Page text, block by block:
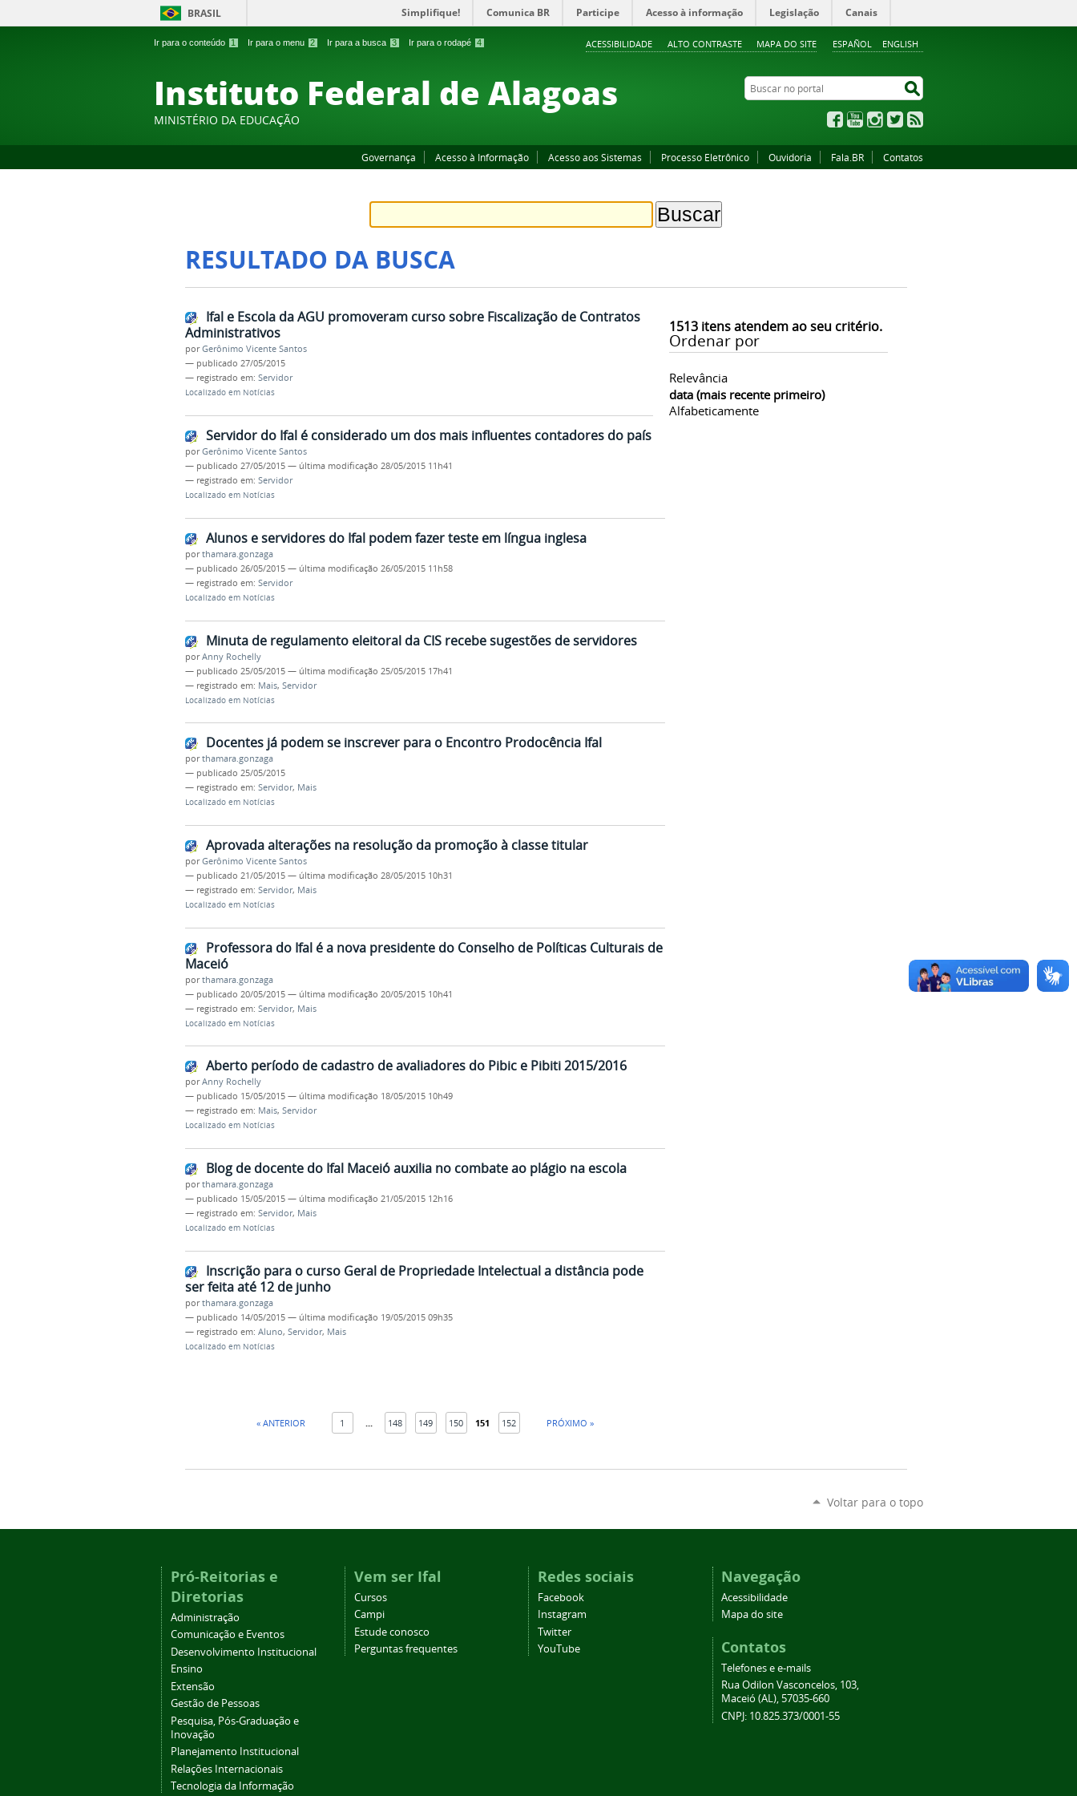
Ir para o conteúdo 1 Ir para o menu 2 Ir para a busca 3 Ir para o rodapé 4 ESPAÑOL ENGLISH
ACESSIBILIDADE ALTO CONTRASTE MAPA DO SITE
BRASIL Simplifique! Comunica BR Participe Acesso à informação Legislação Canais
Instituto Federal de Alagoas
MINISTÉRIO DA EDUCAÇÃO
Buscar no portal
FacebookYouTubeInstagram
Twitter
Governança Acesso à Informação Acesso aos Sistemas Processo Eletrônico Ouvidoria Fala.BR Contatos
RESULTADO DA BUSCA
1513itens atendem ao seu critério.
Ordenar por
Relevância
data (mais recente primeiro)
Alfabeticamente
Ifal e Escola da AGU promoveram curso sobre Fiscalização de Contratos
Administrativos
porGerônimo Vicente Santos
— publicado 27/05/2015
— registrado em: Servidor
Localizado em Notícias
Servidor do Ifal é considerado um dos mais influentes contadores do país
porGerônimo Vicente Santos
— publicado 27/05/2015 — última modificação 28/05/2015 11h41
— registrado em: Servidor
Localizado em Notícias
Alunos e servidores do Ifal podem fazer teste em língua inglesa
porthamara.gonzaga
— publicado 26/05/2015 — última modificação 26/05/2015 11h58
— registrado em: Servidor
Localizado em Notícias
Minuta de regulamento eleitoral da CIS recebe sugestões de servidores
porAnny Rochelly
— publicado 25/05/2015 — última modificação 25/05/2015 17h41
— registrado em: Mais, Servidor
Localizado em Notícias
Docentes já podem se inscrever para o Encontro Prodocência Ifal
porthamara.gonzaga
— publicado 25/05/2015
— registrado em: Servidor, Mais
Localizado em Notícias
Aprovada alterações na resolução da promoção à classe titular
porGerônimo Vicente Santos
— publicado 21/05/2015 — última modificação 28/05/2015 10h31
— registrado em: Servidor, Mais
Localizado em Notícias
Professora do Ifal é a nova presidente do Conselho de Políticas Culturais de
Maceió
porthamara.gonzaga
— publicado 20/05/2015 — última modificação 20/05/2015 10h41
— registrado em: Servidor, Mais
Localizado em Notícias
Aberto período de cadastro de avaliadores do Pibic e Pibiti 2015/2016
porAnny Rochelly
— publicado 15/05/2015 — última modificação 18/05/2015 10h49
— registrado em: Mais, Servidor
Localizado em Notícias
Blog de docente do Ifal Maceió auxilia no combate ao plágio na escola
porthamara.gonzaga
— publicado 15/05/2015 — última modificação 21/05/2015 12h16
— registrado em: Servidor, Mais
Localizado em Notícias
Inscrição para o curso Geral de Propriedade Intelectual a distância pode
ser feita até 12 de junho
porthamara.gonzaga
— publicado 14/05/2015 — última modificação 19/05/2015 09h35
— registrado em: Aluno, Servidor, Mais
Localizado em Notícias
« ANTERIOR 1 148 149 150 151 152 PRÓXIMO »
Voltar para o topo
Pró-Reitorias e
Diretorias
Administração
Comunicação e Eventos
Desenvolvimento Institucional
Ensino
Extensão
Gestão de Pessoas
Pesquisa, Pós-Graduação e
Inovação
Planejamento Institucional
Relações Internacionais
Tecnologia da Informação
Vem ser Ifal
Cursos
Campi
Estude conosco
Perguntas frequentes
Redes sociais
Facebook
Instagram
Twitter
YouTube
Navegação
Acessibilidade
Mapa do site
Contatos
Telefones e e-mails
Rua Odilon Vasconcelos, 103,
Maceió (AL), 57035-660
CNPJ: 10.825.373/0001-55